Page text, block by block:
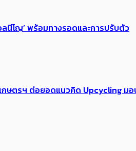
ลนีโญ’ พร้อมทางรอดและการปรับตัว
กษตรฯ ต่อยอดแนวคิด Upcycling ม